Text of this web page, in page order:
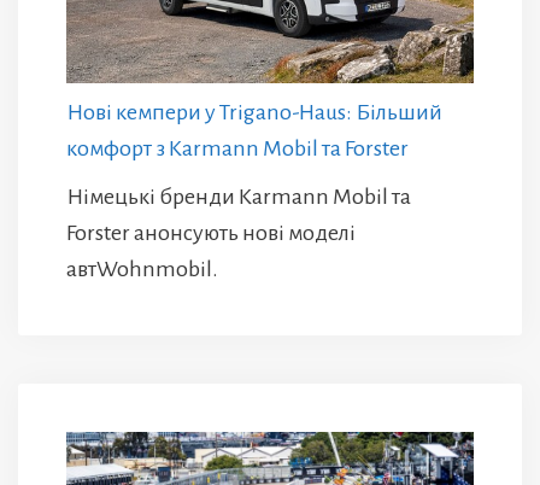
Нові кемпери у Trigano-Haus: Більший
комфорт з Karmann Mobil та Forster
Німецькі бренди Karmann Mobil та
Forster анонсують нові моделі
автWohnmobil.